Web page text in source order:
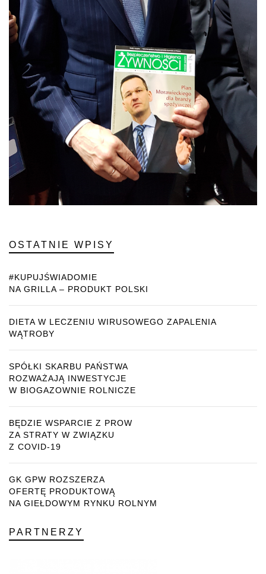
OSTATNIE WPISY
#KUPUJŚWIADOMIE
NA GRILLA – PRODUKT POLSKI
DIETA W LECZENIU WIRUSOWEGO ZAPALENIA
WĄTROBY
SPÓŁKI SKARBU PAŃSTWA
ROZWAŻAJĄ INWESTYCJE
W BIOGAZOWNIE ROLNICZE
BĘDZIE WSPARCIE Z PROW
ZA STRATY W ZWIĄZKU
Z COVID-19
GK GPW ROZSZERZA
OFERTĘ PRODUKTOWĄ
NA GIEŁDOWYM RYNKU ROLNYM
PARTNERZY